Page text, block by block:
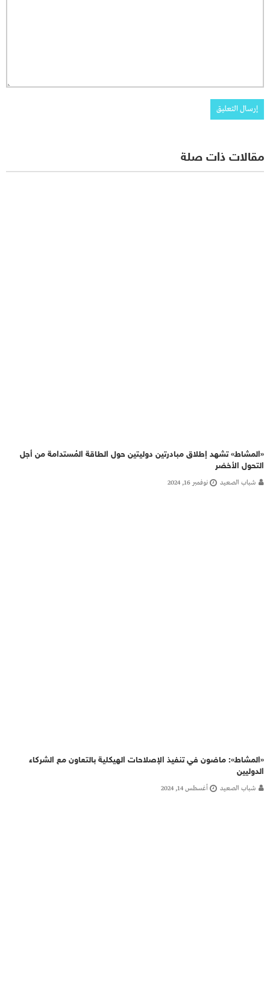
مقالات ذات صلة
«المشاط» تشهد إطلاق مبادرتين دوليتين حول الطاقة المُستدامة من أجل
التحول الأخضر
شباب الصعيد نوفمبر 16, 2024
«المشاط»: ماضون في تنفيذ الإصلاحات الهيكلية بالتعاون مع الشركاء
الدوليين
شباب الصعيد أغسطس 14, 2024